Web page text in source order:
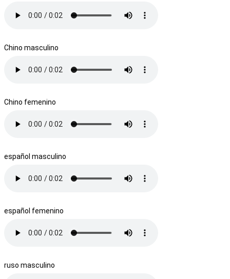
Chino masculino
Chino femenino
español masculino
español femenino
ruso masculino